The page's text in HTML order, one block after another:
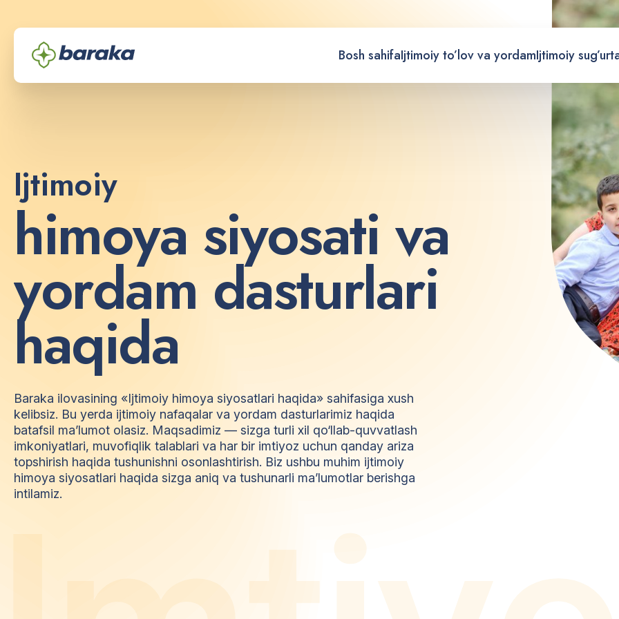
Bosh sahifaIjtimoiy to’lov va yordamIjtimoiy
Ijtimoiy
himoya siyosati va
yordam dasturlari
haqida
Baraka ilovasining «Ijtimoiy himoya siyosatlari haqida» sahifasiga xush
kelibsiz. Bu yerda ijtimoiy nafaqalar va yordam dasturlarimiz haqida
batafsil ma’lumot olasiz. Maqsadimiz — sizga turli xil qo‘llab-quvvatlash
imkoniyatlari, muvofiqlik talablari va har bir imtiyoz uchun qanday ariza
topshirish haqida tushunishni osonlashtirish. Biz ushbu muhim ijtimoiy
himoya siyosatlari haqida sizga aniq va tushunarli ma’lumotlar berishga
intilamiz.